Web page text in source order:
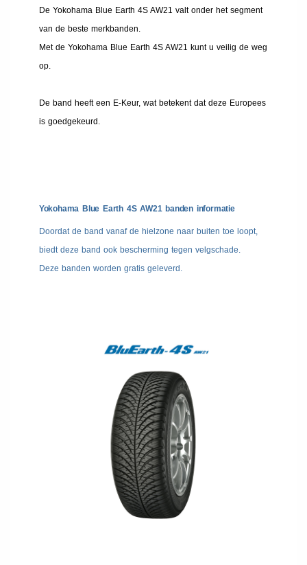
De Yokohama Blue Earth 4S AW21 valt onder het segment
van de beste merkbanden.
Met de Yokohama Blue Earth 4S AW21 kunt u veilig de weg
op.
De band heeft een E-Keur, wat betekent dat deze Europees
is goedgekeurd.
Yokohama Blue Earth 4S AW21 banden informatie
Doordat de band vanaf de hielzone naar buiten toe loopt,
biedt deze band ook bescherming tegen velgschade.
Deze banden worden gratis geleverd.